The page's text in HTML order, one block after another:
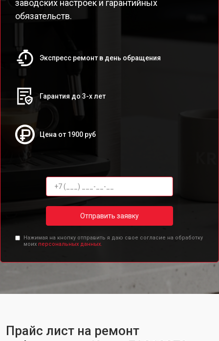
заводских настроек и гарантийных
обязательств.
Экспресс ремонт в день обращения
Гарантия до 3-х лет
Цена от 1900 руб
Отправить заявку
Нажимая на кнопку отправить я даю свое согласие на обработку
моих персональных данных.
Прайс лист на ремонт